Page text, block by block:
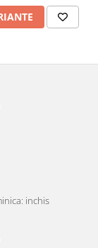
inchis